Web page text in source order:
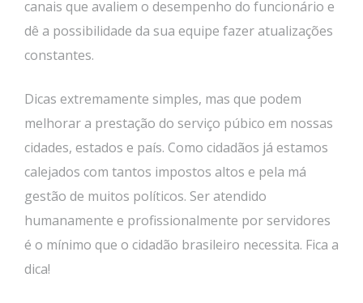
canais que avaliem o desempenho do funcionário e
dê a possibilidade da sua equipe fazer atualizações
constantes.
Dicas extremamente simples, mas que podem
melhorar a prestação do serviço púbico em nossas
cidades, estados e país. Como cidadãos já estamos
calejados com tantos impostos altos e pela má
gestão de muitos políticos. Ser atendido
humanamente e profissionalmente por servidores
é o mínimo que o cidadão brasileiro necessita. Fica a
dica!